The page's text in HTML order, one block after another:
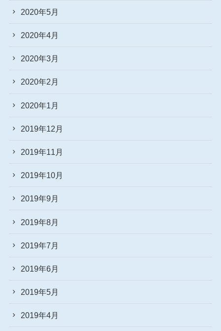
2020年5月
2020年4月
2020年3月
2020年2月
2020年1月
2019年12月
2019年11月
2019年10月
2019年9月
2019年8月
2019年7月
2019年6月
2019年5月
2019年4月